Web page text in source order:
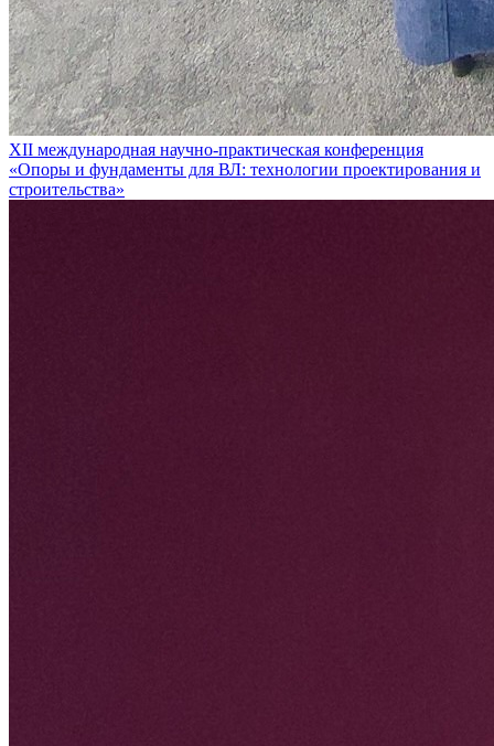
XII международная научно-практическая конференция
«Опоры и фундаменты для ВЛ: технологии проектирования и
строительства»